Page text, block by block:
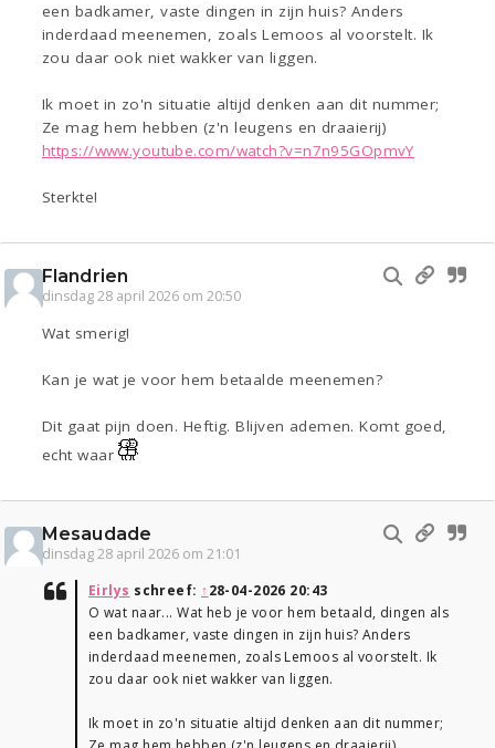
een badkamer, vaste dingen in zijn huis? Anders
inderdaad meenemen, zoals Lemoos al voorstelt. Ik
zou daar ook niet wakker van liggen.
Ik moet in zo'n situatie altijd denken aan dit nummer;
Ze mag hem hebben (z'n leugens en draaierij)
https://www.youtube.com/watch?v=n7n95GOpmvY
Sterkte!
Flandrien
dinsdag 28 april 2026 om 20:50
Wat smerig!
Kan je wat je voor hem betaalde meenemen?
Dit gaat pijn doen. Heftig. Blijven ademen. Komt goed,
echt waar
Mesaudade
dinsdag 28 april 2026 om 21:01
Eirlys schreef: ↑28-04-2026 20:43
O wat naar... Wat heb je voor hem betaald, dingen als
een badkamer, vaste dingen in zijn huis? Anders
inderdaad meenemen, zoals Lemoos al voorstelt. Ik
zou daar ook niet wakker van liggen.
Ik moet in zo'n situatie altijd denken aan dit nummer;